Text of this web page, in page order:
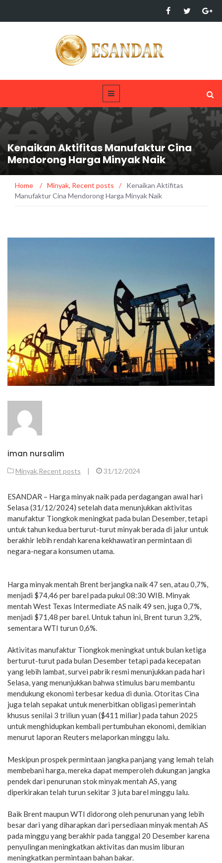
Kenaikan Aktifitas Manufaktur Cina
Mendorong Harga Minyak Naik
Home / Minyak, Recent posts /
Kenaikan Aktifitas
Manufaktur Cina Mendorong Harga Minyak Naik
iman nursalim
Minyak,Recent posts | 31/12/2024
ESANDAR – Harga minyak naik pada perdagangan awal hari
Selasa (31/12/2024) setelah data menunjukkan aktivitas
manufaktur Tiongkok meningkat pada bulan Desember, tetapi
untuk tahun kedua berturut-turut minyak berada di jalur untuk
berakhir lebih rendah karena kekhawatiran permintaan di
negara-negara konsumen utama.
Harga minyak mentah Brent berjangka naik 47 sen, atau 0,7%,
menjadi $74,46 per barel pada pukul 08:30 WIB. Minyak
mentah West Texas Intermediate AS naik 49 sen, juga 0,7%,
menjadi $71,48 per barel. Untuk tahun ini, Brent turun 3,2%,
sementara WTI turun 0,6%.
Aktivitas manufaktur Tiongkok meningkat untuk bulan ketiga
berturut-turut pada bulan Desember tetapi pada kecepatan
yang lebih lambat, survei pabrik resmi menunjukkan pada hari
Selasa, yang menunjukkan bahwa stimulus baru membantu
mendukung ekonomi terbesar kedua di dunia. Otoritas Cina
juga telah sepakat untuk menerbitkan obligasi pemerintah
khusus senilai 3 triliun yuan ($411 miliar) pada tahun 2025
untuk menghidupkan kembali pertumbuhan ekonomi, demikian
menurut laporan Reuters melaporkan minggu lalu.
Meskipun prospek permintaan jangka panjang yang lemah telah
membebani harga, mereka dapat memperoleh dukungan jangka
pendek dari penurunan stok minyak mentah AS, yang
diperkirakan telah turun sekitar 3 juta barel minggu lalu.
Baik Brent maupun WTI didorong oleh penurunan yang lebih
besar dari yang diharapkan dari persediaan minyak mentah AS
pada minggu yang berakhir pada tanggal 20 Desember karena
penyulingan meningkatkan aktivitas dan musim liburan
meningkatkan permintaan bahan bakar.